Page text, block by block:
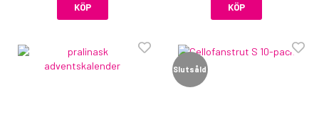
KÖP KÖP
Slutsåld